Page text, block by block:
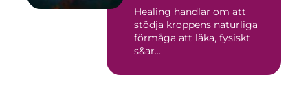
Healing handlar om att
stödja kroppens naturliga
förmåga att läka, fysiskt
s&ar...